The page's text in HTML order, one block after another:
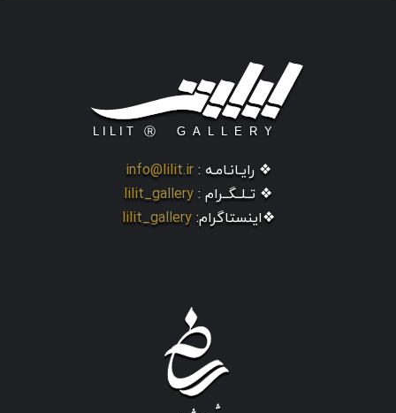
❖ رایـانـامـه : info@lilit.ir
❖ تــلــگــرام : lilit_gallery
❖اینستاگرام: lilit_gallery